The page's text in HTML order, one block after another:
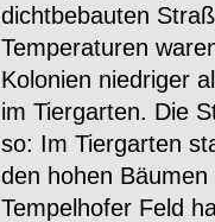
dichtbebauten
Temperaturen
Kolonien niedriger
im Tiergarten. Die
so: Im Tiergarten
den hohen
Tempelhofer Feld